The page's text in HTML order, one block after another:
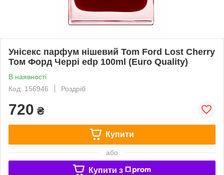
Унісекс парфум нішевий Tom Ford Lost Cherry
Том Форд Черрі edp 100ml (Euro Quality)
В наявності
Код: 156946
Роздріб
720 ₴
Купити
або
Купити з